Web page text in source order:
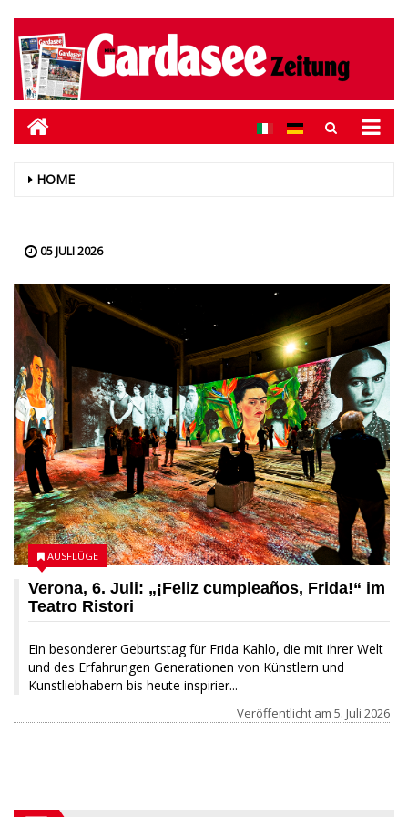
HOME
05 JULI 2026
Verona, 6. Juli: „¡Feliz cumpleaños, Frida!“ im
Teatro Ristori
Ein besonderer Geburtstag für Frida Kahlo, die mit ihrer Welt
und des Erfahrungen Generationen von Künstlern und
Kunstliebhabern bis heute inspirier...
AUSFLÜGE
Veröffentlicht am 5. Juli 2026